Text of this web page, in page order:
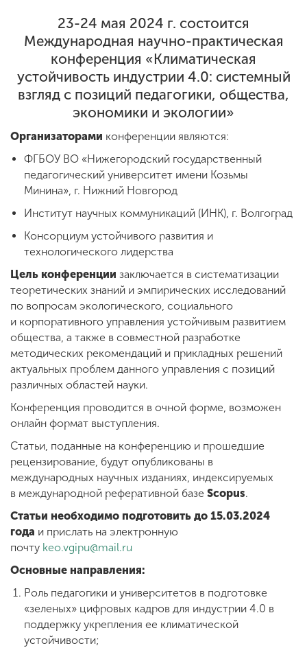
ENG SPN CHI
Приемная
+7 (831) 262-26-20
23-24 мая 2024 г. состоится
Международная научно-практическая
конференция «Климатическая
устойчивость индустрии 4.0: системный
взгляд с позиций педагогики, общества,
экономики и экологии»
Организаторами конференции являются:
ФГБОУ ВО «Нижегородский государственный
педагогический университет имени Козьмы
Минина», г. Нижний Новгород
Институт научных коммуникаций (ИНК), г. Волгоград
Консорциум устойчивого развития и
технологического лидерства
Цель конференции заключается в систематизации
теоретических знаний и эмпирических исследований
по вопросам экологического, социального
и корпоративного управления устойчивым развитием
общества, а также в совместной разработке
методических рекомендаций и прикладных решений
актуальных проблем данного управления с позиций
различных областей науки.
Конференция проводится в очной форме, возможен
онлайн формат выступления.
Статьи, поданные на конференцию и прошедшие
рецензирование, будут опубликованы в
международных научных изданиях, индексируемых
в международной реферативной базе Scopus.
Статьи необходимо подготовить до 15.03.2024
года и прислать на электронную
почту keo.vgipu@mail.ru
Основные направления:
Роль педагогики и университетов в подготовке
«зеленых» цифровых кадров для индустрии 4.0 в
поддержку укрепления ее климатической
устойчивости;